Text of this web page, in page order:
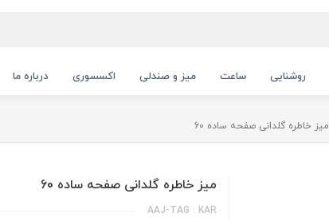
روشنایی ساعت میز و صندلی اکسسوری درباره ما
میز خاطره گلدانی صفحه ساده 60
میز خاطره گلدانی صفحه ساده 60
AAJ-TAG : KAR